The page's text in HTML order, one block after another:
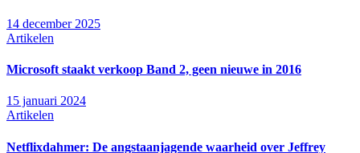
14 december 2025
Artikelen
Microsoft staakt verkoop Band 2, geen nieuwe in 2016
15 januari 2024
Artikelen
Netflixdahmer: De angstaanjagende waarheid over Jeffrey